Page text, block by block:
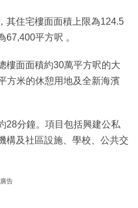
其住宅樓面面積上限為124.5
67,400平方呎 。
樓面面積約30萬平方呎的大
方米的休憩用地及全新海濱
28分鐘。項目包括興建公私
構及社區設施、學校、公共交
廣告